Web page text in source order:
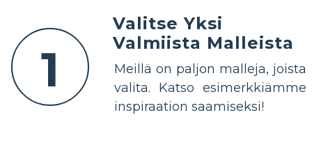
1
Valitse Yksi
Valmiista Malleista
Meillä on paljon malleja, joista
valita. Katso esimerkkiämme
inspiraation saamiseksi!